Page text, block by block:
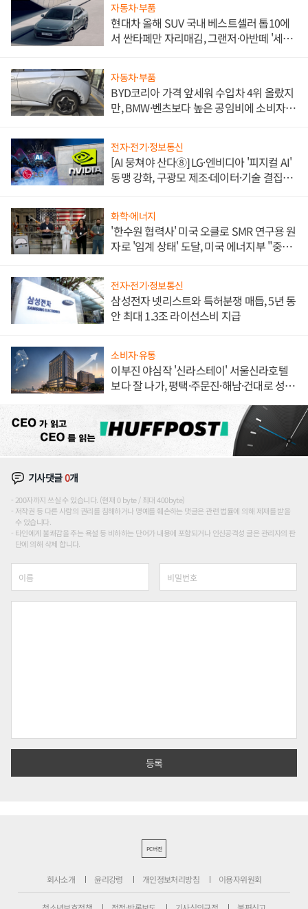
자동차·부품
현대차 올해 SUV 국내 베스트셀러 톱10에
서 싼타페만 자리매김, 그랜저·아반떼 '세단
자동차·부품
BYD코리아 가격 앞세워 수입차 4위 올랐지
만, BMW·벤츠보다 높은 공임비에 소비자
전자·전기·정보통신
[AI 뭉쳐야 산다⑧] LG·엔비디아 '피지컬 AI'
동맹 강화, 구광모 제조·데이터·기술 결집
화학·에너지
'한수원 협력사' 미국 오클로 SMR 연구용 원
자로 '임계 상태' 도달, 미국 에너지부 "중요
전자·전기·정보통신
삼성전자 넷리스트와 특허분쟁 매듭, 5년 동
안 최대 1.3조 라이선스비 지급
소비자·유통
이부진 야심작 '신라스테이' 서울신라호텔
보다 잘 나가, 평택·주문진·해남·건대로 성
기사댓글0개
200자까지 쓰실 수 있습니다. (현재 0 byte / 최대 400byte)
저작권 등 다른 사람의 권리를 침해하거나 명예를 훼손하는 댓글은 관련 법률에 의해 제재를 받을
수 있습니다.
타인에게 불쾌감을 주는 욕설 등 비하하는 단어가 내용에 포함되거나 인신공격성 글은 관리자의 판
단에 의해 삭제 합니다.
PC버전
회사소개 윤리강령 개인정보처리방침 이용자위원회